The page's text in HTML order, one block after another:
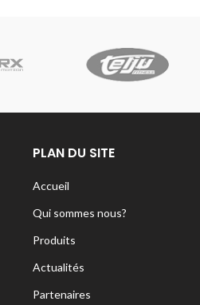
PLAN DU SITE
Accueil
Qui sommes nous?
Produits
Actualités
Partenaires